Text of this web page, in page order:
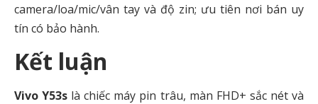
camera/loa/mic/vân tay và độ zin; ưu tiên nơi bán uy
tín có bảo hành.
Kết luận
Vivo Y53s là chiếc máy pin trâu, màn FHD+ sắc nét và